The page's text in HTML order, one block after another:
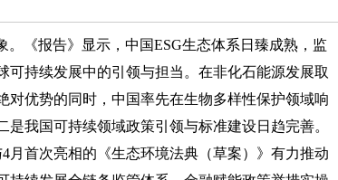
。《报告》显示，中国ESG生态体系日臻成熟，监
持续发展中的引领与担当。在非化石能源发展取
优势的同时，中国率先在生物多样性保护领域响
我国可持续领域政策引领与标准建设日趋完善。
月首次亮相的《生态环境法典（草案）》有力推动